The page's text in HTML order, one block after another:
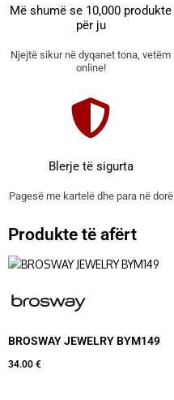
Më shumë se 10,000 produkte
për ju
Njejtë sikur në dyqanet tona, vetëm
online!
Blerje të sigurta
Pagesë me kartelë dhe para në dorë
Produkte të afërt
BROSWAY JEWELRY BYM149
34.00 €